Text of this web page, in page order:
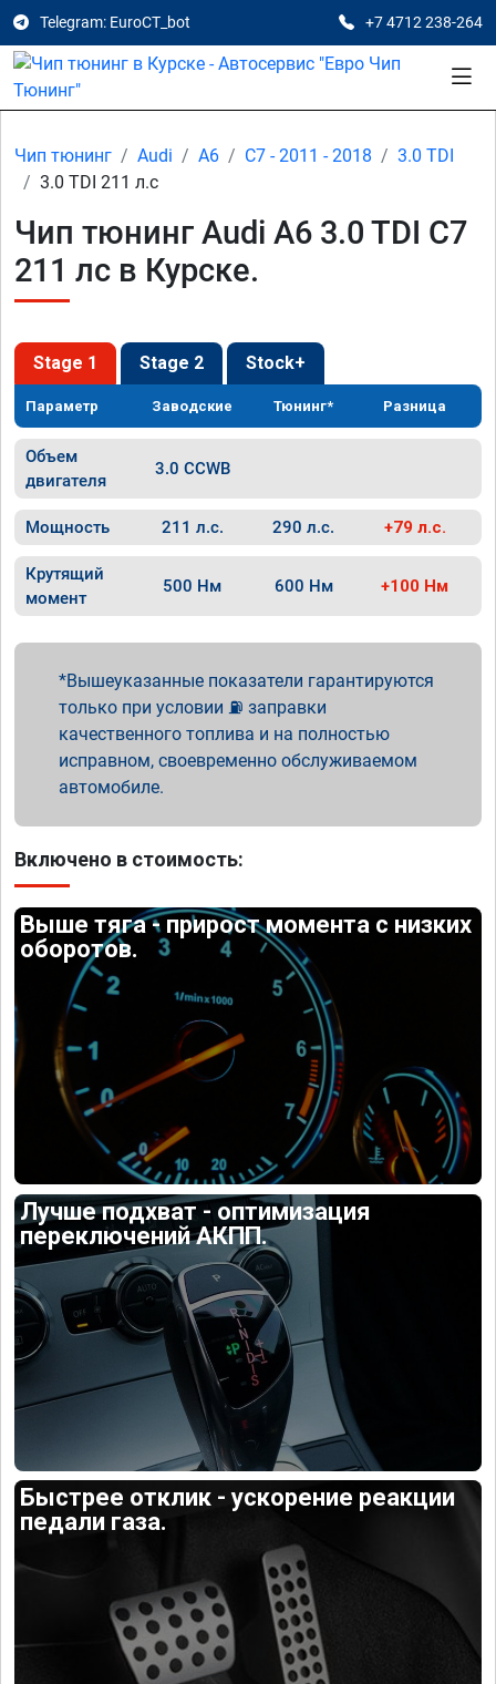
Telegram: EuroCT_bot +7 4712 238-264
Чип тюнинг Audi A6 C7 - 2011 - 2018
3.0 TDI
3.0 TDI 211 л.с
Чип тюнинг Audi A6 3.0 TDI C7
211 лс в Курске.
Stage 1 Stage 2 Stock+
Параметр Заводские Тюнинг* Разница
Объем
двигателя
3.0 CCWB
Мощность 211 л.с. 290 л.с. +79 л.с.
Крутящий
момент
500 Нм 600 Нм +100 Нм
Вышеуказанные показатели гарантируются
только при условии ⛽ заправки
качественного топлива и на полностью
исправном, своевременно обслуживаемом
автомобиле.
Включено в стоимость:
Выше тяга - прирост момента с низких
оборотов.
Лучше подхват - оптимизация
переключений АКПП.
Быстрее отклик - ускорение реакции
педали газа.